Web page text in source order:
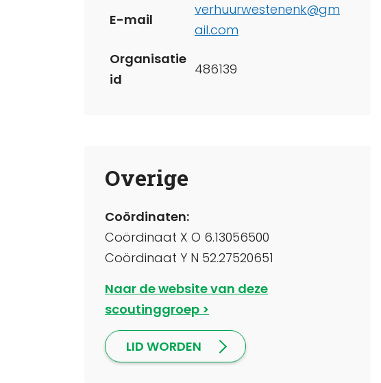
E-mail
verhuurwestenenk@gm
ail.com
Organisatie
id
486139
Overige
Coördinaten:
Coördinaat X O 6.13056500
Coördinaat Y N 52.27520651
Naar de website van deze
scoutinggroep
LID WORDEN